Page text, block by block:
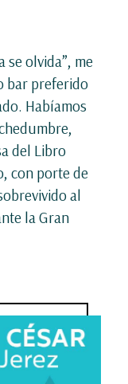
se olvida”, me
bar preferido
Habíamos
del Libro
con porte de
al
la Gran